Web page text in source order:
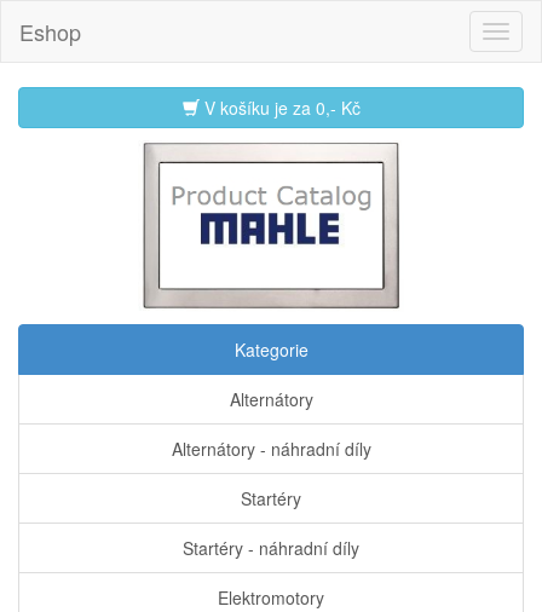
Eshop
V košíku je za 0,- Kč
Kategorie
Alternátory
Alternátory - náhradní díly
Startéry
Startéry - náhradní díly
Elektromotory